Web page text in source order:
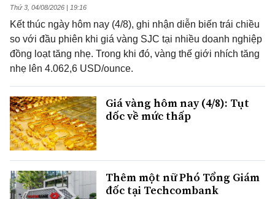
Thứ 3, 04/08/2026 | 19:16
Kết thúc ngày hôm nay (4/8), ghi nhận diễn biến trái chiều
so với đầu phiên khi giá vàng SJC tại nhiều doanh nghiệp
đồng loạt tăng nhẹ. Trong khi đó, vàng thế giới nhích tăng
nhẹ lên 4.062,6 USD/ounce.
Giá vàng hôm nay (4/8): Tụt
dốc về mức thấp
Thêm một nữ Phó Tổng Giám
đốc tại Techcombank